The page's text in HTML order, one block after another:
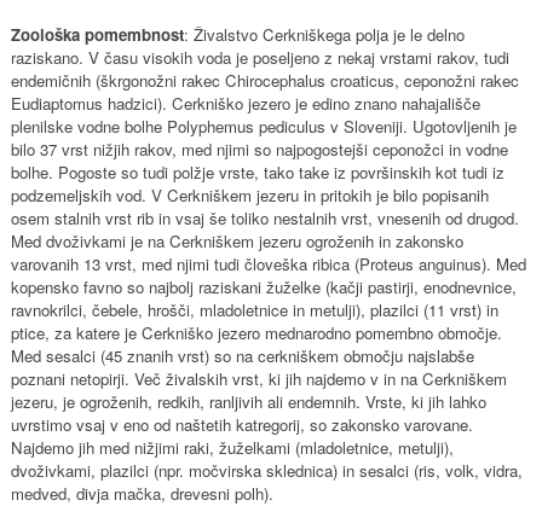
Zoološka pomembnost: Živalstvo Cerkniškega polja je le delno
raziskano. V času visokih voda je poseljeno z nekaj vrstami rakov, tudi
endemičnih (škrgonožni rakec Chirocephalus croaticus, ceponožni rakec
Eudiaptomus hadzici). Cerkniško jezero je edino znano nahajališče
plenilske vodne bolhe Polyphemus pediculus v Sloveniji. Ugotovljenih je
bilo 37 vrst nižjih rakov, med njimi so najpogostejši ceponožci in vodne
bolhe. Pogoste so tudi polžje vrste, tako take iz površinskih kot tudi iz
podzemeljskih vod. V Cerkniškem jezeru in pritokih je bilo popisanih
osem stalnih vrst rib in vsaj še toliko nestalnih vrst, vnesenih od drugod.
Med dvoživkami je na Cerkniškem jezeru ogroženih in zakonsko
varovanih 13 vrst, med njimi tudi človeška ribica (Proteus anguinus). Med
kopensko favno so najbolj raziskani žuželke (kačji pastirji, enodnevnice,
ravnokrilci, čebele, hrošči, mladoletnice in metulji), plazilci (11 vrst) in
ptice, za katere je Cerkniško jezero mednarodno pomembno območje.
Med sesalci (45 znanih vrst) so na cerkniškem območju najslabše
poznani netopirji. Več živalskih vrst, ki jih najdemo v in na Cerkniškem
jezeru, je ogroženih, redkih, ranljivih ali endemnih. Vrste, ki jih lahko
uvrstimo vsaj v eno od naštetih katregorij, so zakonsko varovane.
Najdemo jih med nižjimi raki, žuželkami (mladoletnice, metulji),
dvoživkami, plazilci (npr. močvirska sklednica) in sesalci (ris, volk, vidra,
medved, divja mačka, drevesni polh).